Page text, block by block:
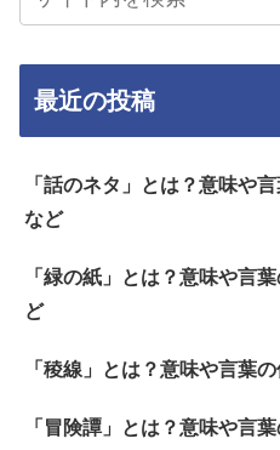
最近の投稿
「話のネタ」とは？意味や
など
「緑の紙」とは？意味や言
ど
「稜線」とは？意味や言葉
「冒険譚」とは？意味や言